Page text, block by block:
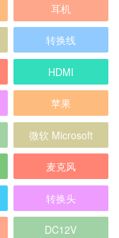
耳机
转换线
HDMI
苹果
微软 Microsoft
麦克风
转换头
DC12V